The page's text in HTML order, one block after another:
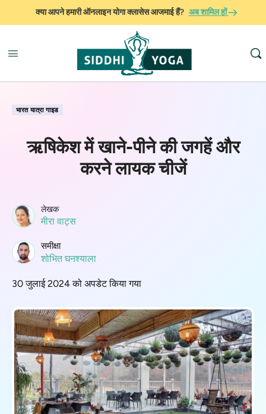
क्या आपने हमारी ऑनलाइन योगा क्लासेस आजमाई हैं? अब शामिल हों
भारत यात्रा गाइड
ऋषिकेश में खाने-पीने की जगहें और
करने लायक चीजें
लेखक
मीरा वाट्स
समीक्षा
शोभित घनश्याला
30 जुलाई 2024 को अपडेट किया गया